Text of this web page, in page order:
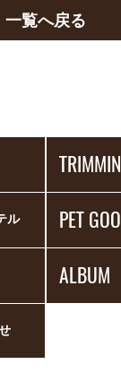
一覧へ戻る
ル PET
ALBUM